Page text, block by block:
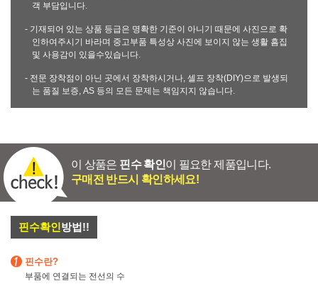
객 부담입니다.
- 기재되어 있는 상품 등급은 명확한 기준이 아니기 때문에 사진으로 확
인하여주시기 바라며 중고부품 특성상 사진에 보이지 않는 생활 흠집
및 사용감이 있을수있습니다.
- 전문 장착점이 아닌 곳에서 장착하시거나, 셀프 장착(DIY)으로 발생되
는 품질 보증, AS 등의 모든 문제는 책임지지 않습니다.
이 상품은 핀수 확인이 필요한 제품입니다.
구매전 반드시 확인하세요!
핀수확인방법!!
핀수란?
부품에 연결되는 전선의 수